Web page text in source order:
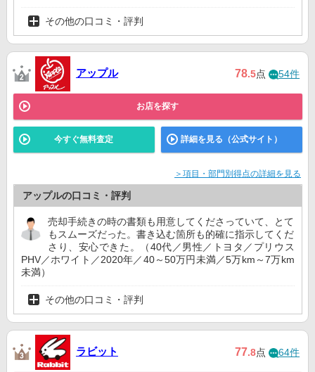
その他の口コミ・評判
アップル 78.5点 54件
お店を探す
今すぐ無料査定 詳細を見る（公式サイト）
＞項目・部門別得点の詳細を見る
アップルの口コミ・評判
売却手続きの時の書類も用意してくださっていて、とて
もスムーズだった。書き込む箇所も的確に指示してくだ
さり、安心できた。（40代／男性／トヨタ／プリウス
PHV／ホワイト／2020年／40～50万円未満／5万km～7万km
未満）
その他の口コミ・評判
ラビット 77.8点 64件